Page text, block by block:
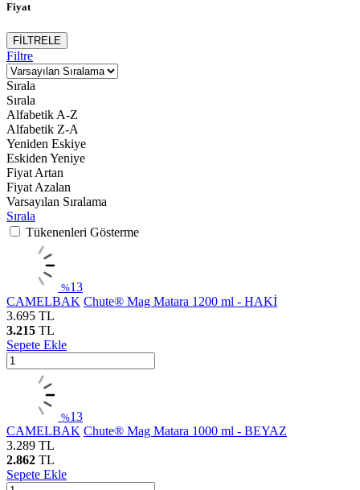
Fiyat
FİLTRELE
Filtre
Sırala
Sırala
Alfabetik A-Z
Alfabetik Z-A
Yeniden Eskiye
Eskiden Yeniye
Fiyat Artan
Fiyat Azalan
Varsayılan Sıralama
Sırala
Tükenenleri Gösterme
%13
CAMELBAK Chute® Mag Matara 1200 ml - HAKİ
3.695 TL
3.215 TL
Sepete Ekle
%13
CAMELBAK Chute® Mag Matara 1000 ml - BEYAZ
3.289 TL
2.862 TL
Sepete Ekle